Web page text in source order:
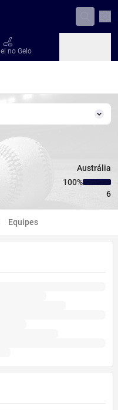
Hóquei no Gelo
no Gelo
favoritos
Austrália
100‏%
6
Equipes